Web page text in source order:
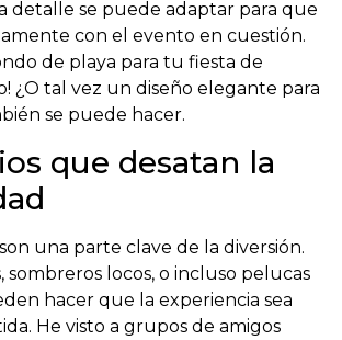
detalle se puede adaptar para que
con el evento en cuestión.
de playa para tu fiesta de
¿O tal vez un diseño elegante para
se puede hacer.
que desatan la
una parte clave de la diversión.
sombreros locos, o incluso pelucas
hacer que la experiencia sea
He visto a grupos de amigos